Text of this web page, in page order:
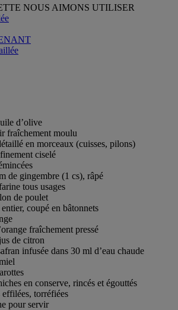
NOUS AIMONS UTILISER
d’olive
fraîchement moulu
en morceaux (cuisses, pilons)
ciselé
de gingembre (1 cs), râpé
tous usages
de poulet
coupé en bâtonnets
fraîchement pressé
de citron
infusée dans 30 ml d’eau chaude
en conserve, rincés et égouttés
effilées, torréfiées
pour servir